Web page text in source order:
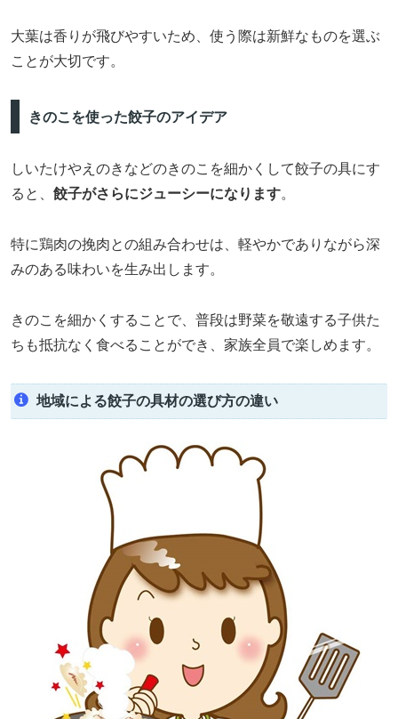
大葉は香りが飛びやすいため、使う際は新鮮なものを選ぶ
ことが大切です。
きのこを使った餃子のアイデア
しいたけやえのきなどのきのこを細かくして餃子の具にす
ると、 餃子がさらにジューシーになります。
特に鶏肉の挽肉との組み合わせは、軽やかでありながら深
みのある味わいを生み出します。
きのこを細かくすることで、普段は野菜を敬遠する子供た
ちも抵抗なく食べることができ、家族全員で楽しめます。
地域による餃子の具材の選び方の違い